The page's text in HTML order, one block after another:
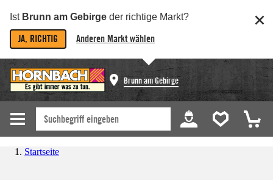
Ist Brunn am Gebirge der richtige Markt?
JA, RICHTIG Anderen Markt wählen
Brunn am Gebirge
Startseite